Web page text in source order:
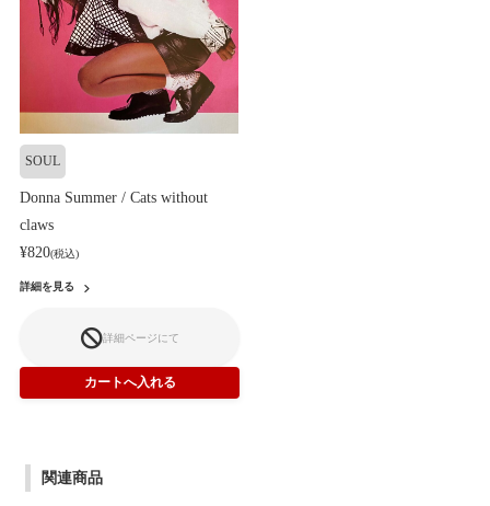
SOUL
Donna Summer / Cats without
claws
¥820(税込)
詳細を見る
詳細ページにて
関連商品